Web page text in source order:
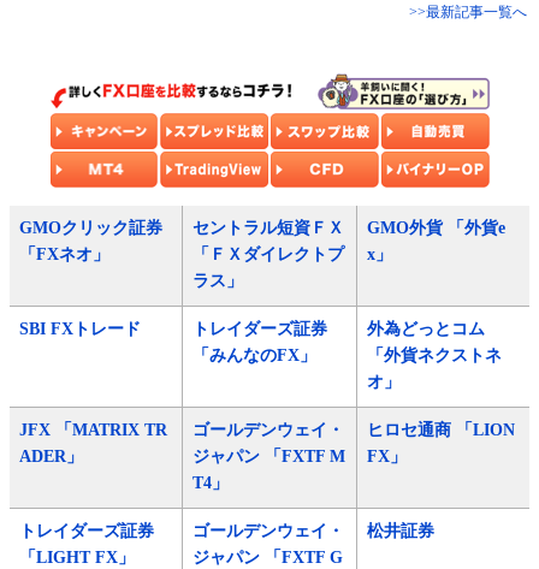
>>最新記事一覧へ
GMOクリック証券
「FXネオ」
セントラル短資ＦＸ
「ＦＸダイレクトプ
ラス」
GMO外貨 「外貨e
x」
SBI FXトレード
トレイダーズ証券
「みんなのFX」
外為どっとコム
「外貨ネクストネ
オ」
JFX 「MATRIX TR
ADER」
ゴールデンウェイ・
ジャパン 「FXTF M
T4」
ヒロセ通商 「LION
FX」
トレイダーズ証券
「LIGHT FX」
ゴールデンウェイ・
ジャパン 「FXTF G
松井証券